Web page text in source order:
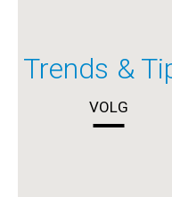
Trends &
VOLG